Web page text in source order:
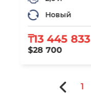
Новый
₸13 445 833
$28 700
1